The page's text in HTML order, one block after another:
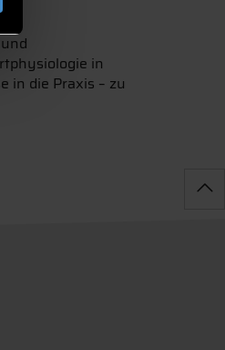
in
in die Praxis – zu